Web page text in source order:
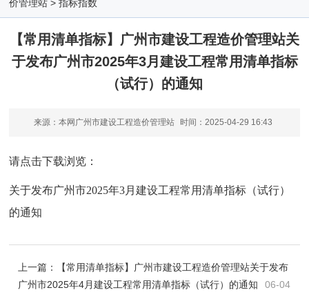
价管理站 >指标指数
【常用清单指标】广州市建设工程造价管理站关
于发布广州市2025年3月建设工程常用清单指标
（试行）的通知
来源：本网广州市建设工程造价管理站 时间： 2025-04-29 16:43
请点击下载浏览：
关于发布广州市2025年3月建设工程常用清单指标（试行）
的通知
上一篇：
【常用清单指标】广州市建设工程造价管理站关于发布
广州市2025年4月建设工程常用清单指标（试行）的通知
06-04